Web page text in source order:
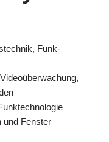
Funk-
und Fenster